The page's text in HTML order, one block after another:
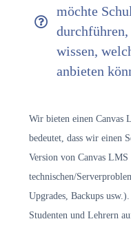
möchte
durchführen,
wissen,
anbieten
Wir bieten einen Canvas
bedeutet, dass wir einen
Version von Canvas
technischen/
Upgrades, Backups
Studenten und Lehrern